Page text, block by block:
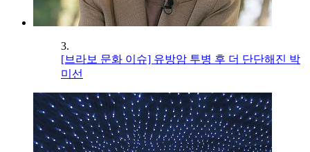
3.
[브라보 문화 이슈] 유방암 투병 후 더 단단해진 박
미선